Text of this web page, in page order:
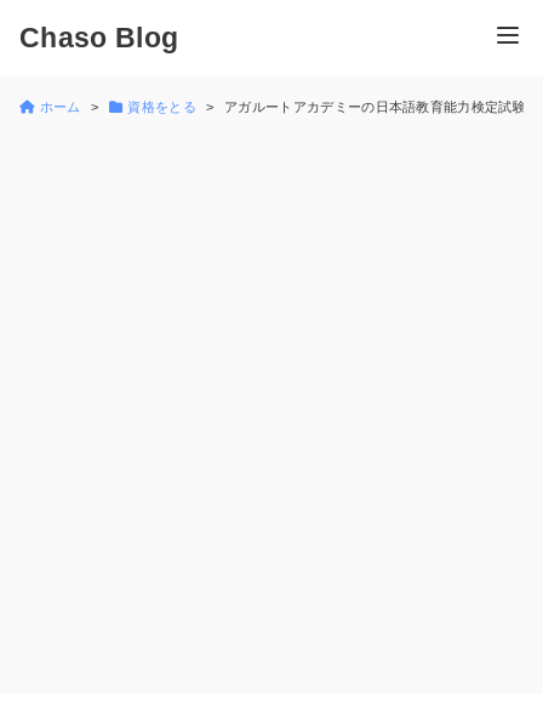
Chaso Blog
ホーム 資格をとる アガルートアカデミーの日本語教育能力検定試験